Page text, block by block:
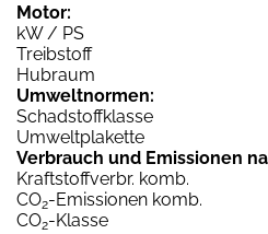
Motor:
kW / PS
Treibstoff
Hubraum
Umweltnormen:
Schadstoffklasse
Umweltplakette
Verbrauch und Emissionen
Kraftstoffverbr. komb.
CO2-Emissionen komb.
CO2-Klasse